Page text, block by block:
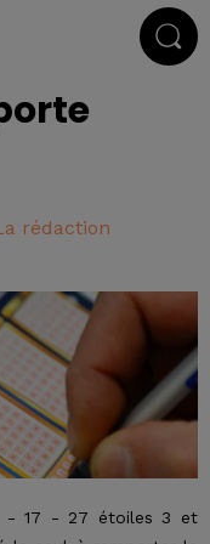
rédaction
- 17 - 27 étoiles 3 et